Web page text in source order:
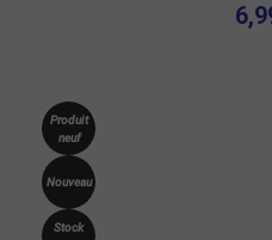
Produit
neuf
Nouveau
Stock